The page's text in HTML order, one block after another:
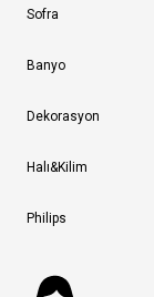
Sofra
Banyo
Dekorasyon
Halı&Kilim
Philips